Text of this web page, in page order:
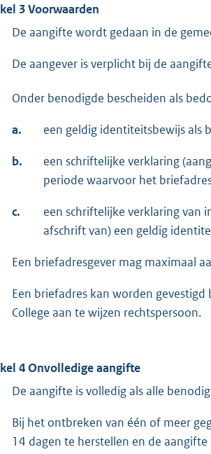
3 Voorwaarden
De aangifte wordt gedaan in de
De aangever is verplicht bij de
Onder benodigde bescheiden als
a. een geldig identiteitsbewijs als
b.
een schriftelijke verklaring
periode waarvoor het
c.
een schriftelijke verklaring van
afschrift van) een geldig
Een briefadresgever mag maximaal
Een briefadres kan worden
College aan te wijzen rechtspersoon.
4 Onvolledige aangifte
De aangifte is volledig als alle
Bij het ontbreken van één of meer
14 dagen te herstellen en de